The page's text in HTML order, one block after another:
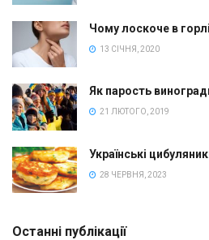
Чому лоскоче в
13 СІЧНЯ, 2020
Як парость
21 ЛЮТОГО, 2019
Українські
28 ЧЕРВНЯ, 2023
Останні публікації